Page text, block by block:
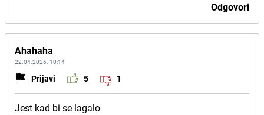
Odgovori
Ahahaha
22.04.2026. 10:14
Prijavi 5 1
Jest kad bi se lagalo